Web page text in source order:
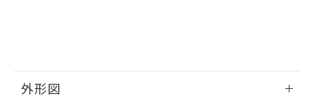
外形図
とができます。